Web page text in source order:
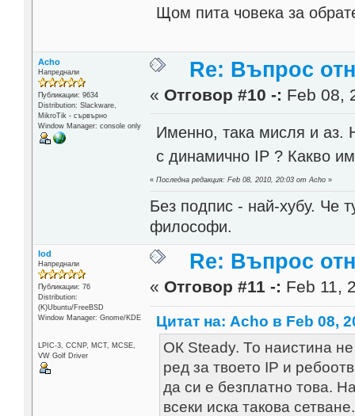
Щом пита човека за
Acho
Напреднали
Публикации: 9634
Distribution: Slackware,
MikroTik - сървърно
Window Manager: console only
Re: Въпрос
« Отговор #10 -: Feb 08,
Именно, така мисля и аз.
с динамично IP ? Какво
«Последна редакция: Feb 08, 2010, 20:03 от Acho »
Без подпис - най-хубу. Че
философи.
lod
Напреднали
Публикации: 76
Distribution:
(K)Ubuntu/FreeBSD
Window Manager: Gnome/KDE
LPIC-3, CCNP, MCT, MCSE,
VW Golf Driver
Re: Въпрос
« Отговор #11 -: Feb 11,
Цитат на: Acho в Feb 08,
ОК Steady. То наистина
ред за твоето IP и
да си е безплатно това.
всеки иска такова